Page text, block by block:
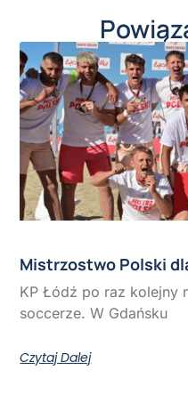
Mistrzostwo Polski
KP Łódź po raz kolejny
soccerze. W Gdańsku
Czytaj Dalej